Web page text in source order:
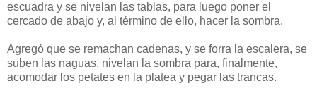
escuadra y se nivelan las tablas, para luego poner el
cercado de abajo y, al término de ello, hacer la sombra.
Agregó que se remachan cadenas, y se forra la escalera, se
suben las naguas, nivelan la sombra para, finalmente,
acomodar los petates en la platea y pegar las trancas.